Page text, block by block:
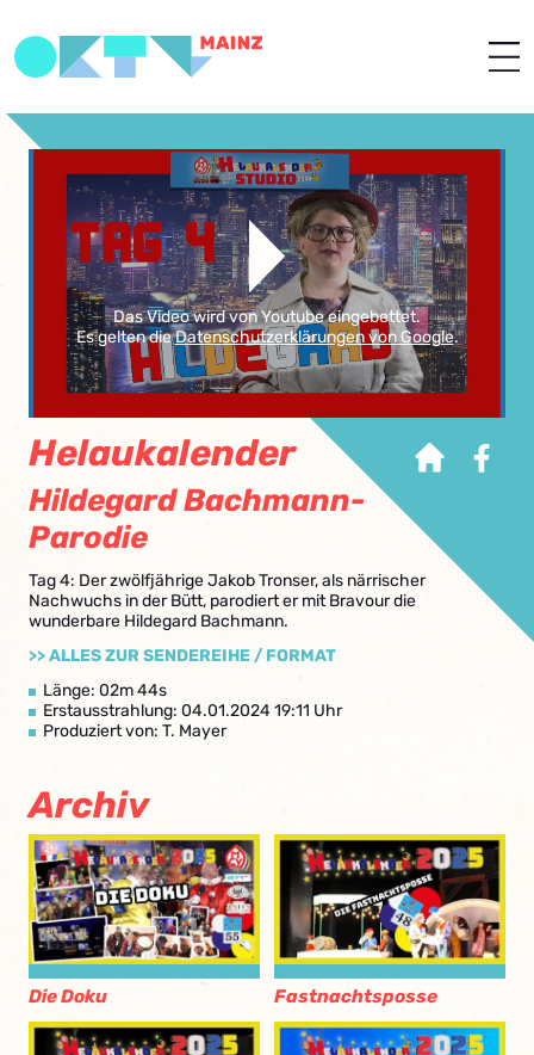
Das Video wird von Youtube eingebettet.
Es gelten dieDatenschutzerklärungen von Google.
Helaukalender
Hildegard Bachmann-
Parodie
Tag 4: Der zwölfjährige Jakob Tronser, als närrischer
Nachwuchs in der Bütt, parodiert er mit Bravour die
wunderbare Hildegard Bachmann.
>> ALLES ZUR SENDEREIHE / FORMAT
Länge: 02m 44s
Erstausstrahlung: 04.01.2024 19:11 Uhr
Produziert von: T. Mayer
Archiv
Die Doku Fastnachtsposse